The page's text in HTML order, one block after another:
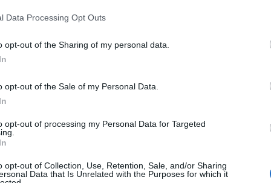
Data Processing Opt Outs
opt-out of the Sharing of my personal data.
opt-out of the Sale of my Personal Data.
opt-out of processing my Personal Data for Targeted
opt-out of Collection, Use, Retention, Sale, and/or Sharing
Data that Is Unrelated with the Purposes for which it
της άδειας. Από τη στιγμή που ο εργαζόμενος
εντός δύο μηνών, μαζί με το αντίστοιχο επίδομα
επίσηςΈρχονται ΝΕΕΣ, ΣΑΡΩΤΙΚΕΣ αλλαγές στα